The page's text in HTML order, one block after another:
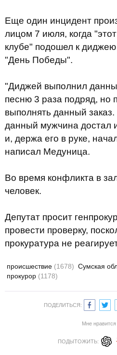
Еще один инцидент
лицом 7 июля, когда
клубе" подошел к
"День Победы".
"Диджей выполнил
песню 3 раза подряд, но
выполнять данный заказ.
данный мужчина достал
и, держа его в руке,
написал Медуница.
Во время конфликта в
человек.
Депутат просит
провести проверку,
прокуратура не
происшествие (1678) Сумская
прокурор (1178)
ПОДЕЛИТЬСЯ:
Мне нравится
ПОДЫТОЖИТЬ: